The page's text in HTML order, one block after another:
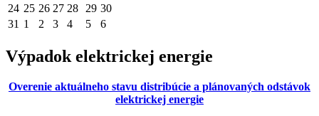
24 25 26 27 28 29 30
31 1 2 3 4 5 6
Výpadok elektrickej energie
Overenie aktuálneho stavu distribúcie a plánovaných odstávok
elektrickej energie